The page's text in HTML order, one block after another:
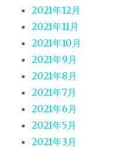
2021年12月
2021年11月
2021年10月
2021年9月
2021年8月
2021年7月
2021年6月
2021年5月
2021年3月